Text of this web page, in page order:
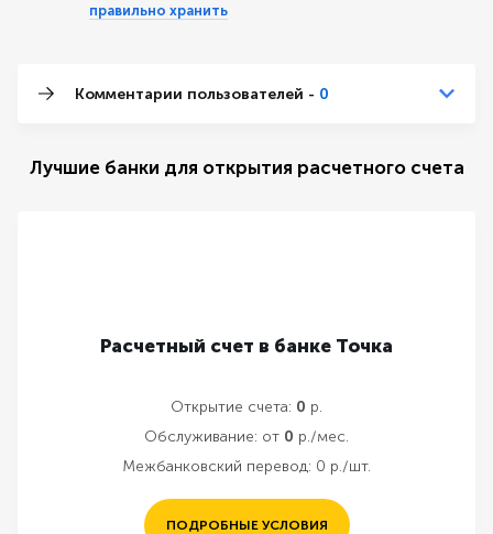
правильно хранить
Комментарии пользователей - 0
Лучшие банки для открытия расчетного счета
Расчетный счет в банке Точка
Открытие счета: 0 р.
Обслуживание: от 0 р./мес.
Межбанковский перевод: 0 р./шт.
ПОДРОБНЫЕ УСЛОВИЯ